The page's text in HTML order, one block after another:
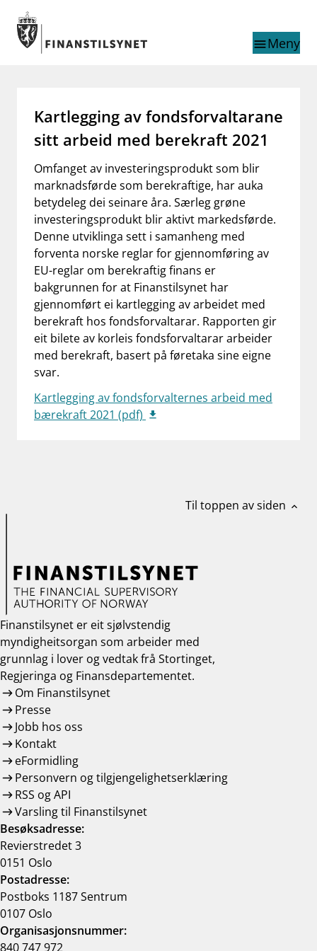
Gå til hovedinnhold
Gå til søkesiden
menuMeny
nettstedet
language
English
exist in English
English home page
Tilsyn
Aktuelt
Finanstilsynets registre
Tema
supervisor_accountForbrukerinformasjon
businessOm Finanstilsynet
mail_outlineKontakt oss
work_outlineJobb hos oss
dashboardInformasjon for investorer
notifications_noneAbonner på nyhetsvarsel
Kartlegging av fondsforvaltarane
sitt arbeid med berekraft 2021
Omfanget av investeringsprodukt som blir
marknadsførde som berekraftige, har auka
betydeleg dei seinare åra. Særleg grøne
investeringsprodukt blir aktivt markedsførde.
Denne utviklinga sett i samanheng med
forventa norske reglar for gjennomføring av
EU-reglar om berekraftig finans er
bakgrunnen for at Finanstilsynet har
gjennomført ei kartlegging av arbeidet med
berekraft hos fondsforvaltarar. Rapporten gir
eit bilete av korleis fondsforvaltarar arbeider
med berekraft, basert på føretaka sine eigne
svar.
Kartlegging av fondsforvalternes arbeid med
bærekraft 2021 (pdf)
Til toppen av siden expand_less
Finanstilsynet er eit sjølvstendig
myndigheitsorgan som arbeider med
grunnlag i lover og vedtak frå Stortinget,
Regjeringa og Finansdepartementet.
Om Finanstilsynet
Presse
Jobb hos oss
Kontakt
eFormidling
Personvern og tilgjengelighetserklæring
RSS og API
Varsling til Finanstilsynet
Besøksadresse:
Revierstredet 3
0151 Oslo
Postadresse:
Postboks 1187 Sentrum
0107 Oslo
Organisasjonsnummer:
840 747 972